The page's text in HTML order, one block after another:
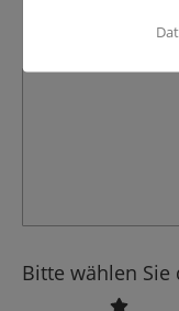
Bitte wählen Sie